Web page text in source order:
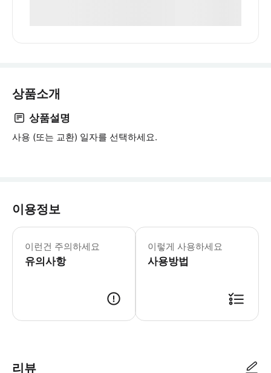
상품소개
상품설명
사용 (또는 교환) 일자를 선택하세요.
이용정보
이런건 주의하세요
유의사항
이렇게 사용하세요
사용방법
리뷰